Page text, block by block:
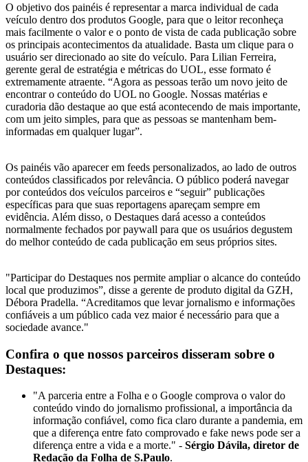
O objetivo dos painéis é representar a marca individual de cada
veículo dentro dos produtos Google, para que o leitor reconheça
mais facilmente o valor e o ponto de vista de cada publicação sobre
os principais acontecimentos da atualidade. Basta um clique para o
usuário ser direcionado ao site do veículo. Para Lilian Ferreira,
gerente geral de estratégia e métricas do UOL, esse formato é
extremamente atraente. “Agora as pessoas terão um novo jeito de
encontrar o conteúdo do UOL no Google. Nossas matérias e
curadoria dão destaque ao que está acontecendo de mais importante,
com um jeito simples, para que as pessoas se mantenham bem-
informadas em qualquer lugar”.
Os painéis vão aparecer em feeds personalizados, ao lado de outros
conteúdos classificados por relevância. O público poderá navegar
por conteúdos dos veículos parceiros e “seguir” publicações
específicas para que suas reportagens apareçam sempre em
evidência. Além disso, o Destaques dará acesso a conteúdos
normalmente fechados por paywall para que os usuários degustem
do melhor conteúdo de cada publicação em seus próprios sites.
"Participar do Destaques nos permite ampliar o alcance do conteúdo
local que produzimos”, disse a gerente de produto digital da GZH,
Débora Pradella. “Acreditamos que levar jornalismo e informações
confiáveis a um público cada vez maior é necessário para que a
sociedade avance."
Confira o que nossos parceiros disseram sobre o
Destaques:
"A parceria entre a Folha e o Google comprova o valor do
conteúdo vindo do jornalismo profissional, a importância da
informação confiável, como fica claro durante a pandemia, em
que a diferença entre fato comprovado e fake news pode ser a
diferença entre a vida e a morte." - Sérgio Dávila, diretor de
Redação da Folha de S.Paulo.